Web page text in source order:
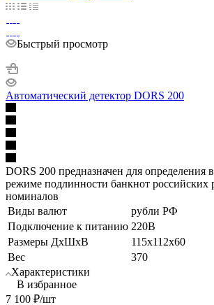
Быстрый просмотр
Автоматический детектор DORS 200
DORS 200 предназначен для определения
режиме подлинности банкнот российских
номиналов
Виды валют
рубли РФ
Подключение к питанию 220В
Размеры ДхШхВ
115х112х60
Вес
370
Характеристики
В избранное
7 100 ₽/шт